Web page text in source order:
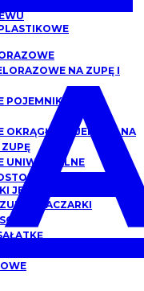
NA ZUPĘ I
POJEMNIKI DO
OKRĄGŁE POJEMNIKI NA
ZUPĘ
UNIWERSALNE
JEDNORAZOWE
FLACZARKI